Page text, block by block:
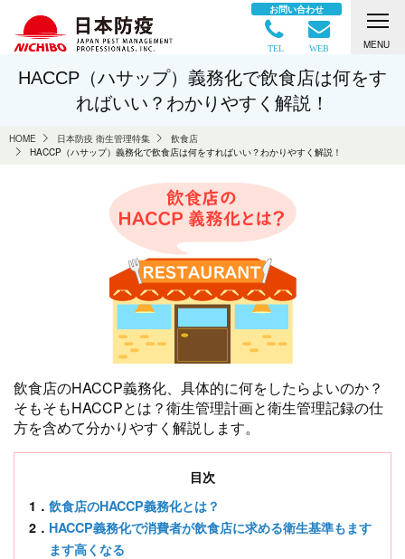
お問い合わせ
TEL WEB MENU
HACCP（ハサップ）義務化で飲食店は何をす
ればいい？わかりやすく解説！
HOME 日本防疫 衛生管理特集
飲食店
HACCP（ハサップ）義務化で飲食店は何をすればいい？わかりやすく解説！
飲食店のHACCP義務化、具体的に何をしたらよいのか？
そもそもHACCPとは？衛生管理計画と衛生管理記録の仕
方を含めて分かりやすく解説します。
目次
1． 飲食店のHACCP義務化とは？
2． HACCP義務化で消費者が飲食店に求める衛生基準もます
ます高くなる